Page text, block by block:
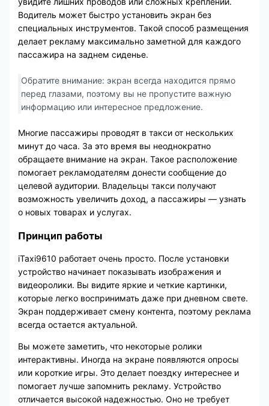
Водитель может быстро установить экран без
специальных инструментов. Такой способ размещения
делает рекламу максимально заметной для каждого
пассажира на заднем сиденье.
Обратите внимание: экран всегда находится прямо
перед глазами, поэтому вы не пропустите важную
информацию или интересное предложение.
Многие пассажиры проводят в такси от нескольких
минут до часа. За это время вы неоднократно
обращаете внимание на экран. Такое расположение
помогает рекламодателям донести сообщение до
целевой аудитории. Владельцы такси получают
возможность увеличить доход, а пассажиры — узнать
о новых товарах и услугах.
Принцип работы
iTaxi9610 работает очень просто. После установки
устройство начинает показывать изображения и
видеоролики. Вы видите яркие и четкие картинки,
которые легко воспринимать даже при дневном свете.
Экран поддерживает смену контента, поэтому реклама
всегда остается актуальной.
Вы можете заметить, что некоторые ролики
интерактивны. Иногда на экране появляются опросы
или короткие игры. Это делает поездку интереснее и
помогает лучше запомнить рекламу. Устройство
отличается высокой надежностью. Оно не требует